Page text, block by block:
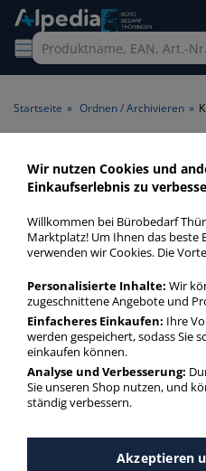
Startseite » Ordnen / Archivieren »
Klemmbretter
quer > Format
Klemmbretter / -mappen A4
günstigen Preis. Finden Sie
Klemmbretter / -
mehr Infos zur Kategorie
Wir nutzen Cookies und
Einkaufserlebnis zu
Willkommen bei Bürobedarf
Marktplatz! Um Ihnen das beste
verwenden wir Cookies. Die
Personalisierte Inhalte: Wir
zugeschnittene Angebote und
Einfacheres Einkaufen: Ihre
werden gespeichert, sodass Sie
einkaufen können.
Analyse und Verbesserung:
Sie unseren Shop nutzen, und
ständig verbessern.
Akzeptieren